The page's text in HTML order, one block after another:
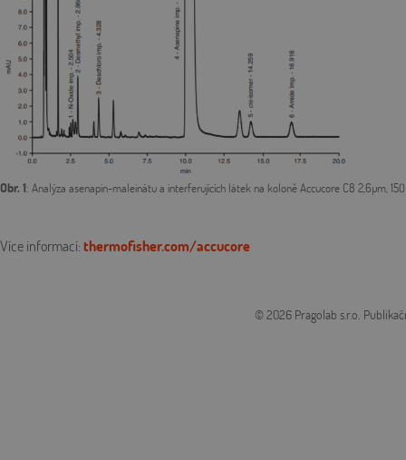
Obr. 1: Analýza asenapin-maleinátu a interferujících látek na koloně Accucore C8 2,6µm,
Více informací:thermofisher.com/accucore
© 2026 Pragolab s.r.o.